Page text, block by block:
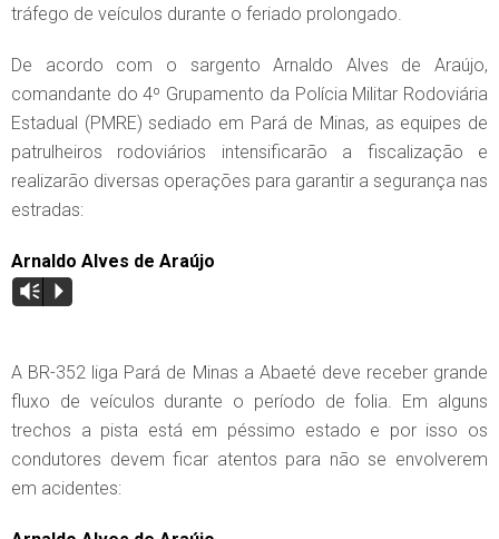
tráfego de veículos durante o feriado prolongado.
De acordo com o sargento Arnaldo Alves de Araújo,
comandante do 4º Grupamento da Polícia Militar Rodoviária
Estadual (PMRE) sediado em Pará de Minas, as equipes de
patrulheiros rodoviários intensificarão a fiscalização e
realizarão diversas operações para garantir a segurança nas
estradas:
Arnaldo Alves de Araújo
Vm P
A BR-352 liga Pará de Minas a Abaeté deve receber grande
fluxo de veículos durante o período de folia. Em alguns
trechos a pista está em péssimo estado e por isso os
condutores devem ficar atentos para não se envolverem
em acidentes: